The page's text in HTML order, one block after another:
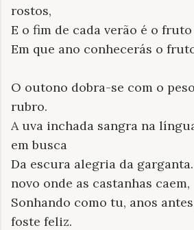
rostos,
E o fim de cada verão é o
Em que ano conhecerás o
O outono dobra-se com o
rubro.
A uva inchada sangra na
em busca
Da escura alegria da
novo onde as castanhas caem,
Sonhando como tu, anos
foste feliz.